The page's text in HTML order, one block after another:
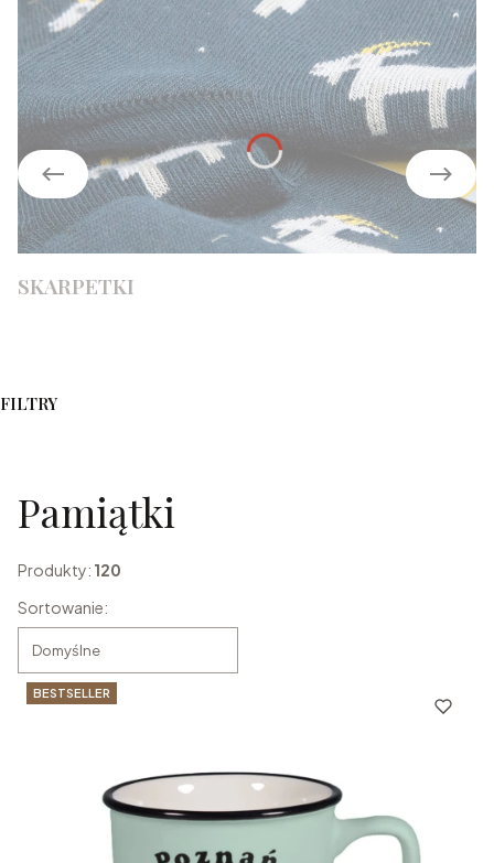
SKARPETKI
FILTRY
Pamiątki
Produkty: 120
Lista produktów
Sortowanie:
Domyślne
BESTSELLER